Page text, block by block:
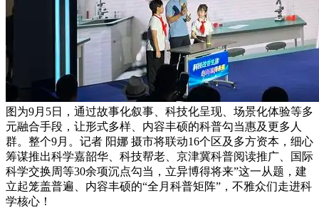
图为9月5日，通过故事化叙事、科技化呈现、场景化体验等多
元融合手段，让形式多样、内容丰硕的科普勾当惠及更多人
群。整个9月。记者 阳娜 摄市将联动16个区及多方资本，细心
筹谋推出科学嘉韶华、科技帮老、京津冀科普阅读推广、国际
科学交换周等30余项沉点勾当，立异博得将来”这一从题，建
立起笼盖普遍、内容丰硕的“全月科普矩阵”，不雅众们走进科
学核心！